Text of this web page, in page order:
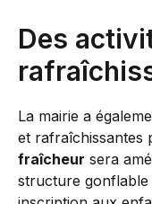
Des
La mairie a
et rafraîchissantes
fraîcheur sera
structure gonflable